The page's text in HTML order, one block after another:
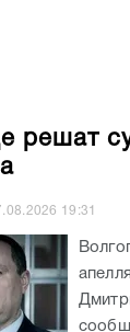
решат
19:31